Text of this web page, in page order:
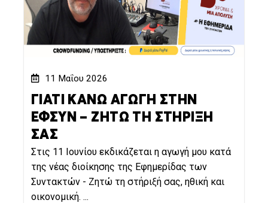
11 Μαΐου 2026
ΓΙΑΤΙ ΚΑΝΩ ΑΓΩΓΗ ΣΤΗΝ
ΕΦΣΥΝ – ΖΗΤΩ ΤΗ ΣΤΗΡΙΞΗ
ΣΑΣ
Στις 11 Ιουνίου εκδικάζεται η αγωγή μου κατά
της νέας διοίκησης της Εφημερίδας των
Συντακτών - Ζητώ τη στήριξή σας, ηθική και
οικονομική. ...